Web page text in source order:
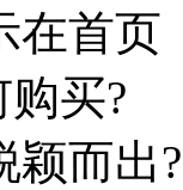
在首页
买?
颖而出?